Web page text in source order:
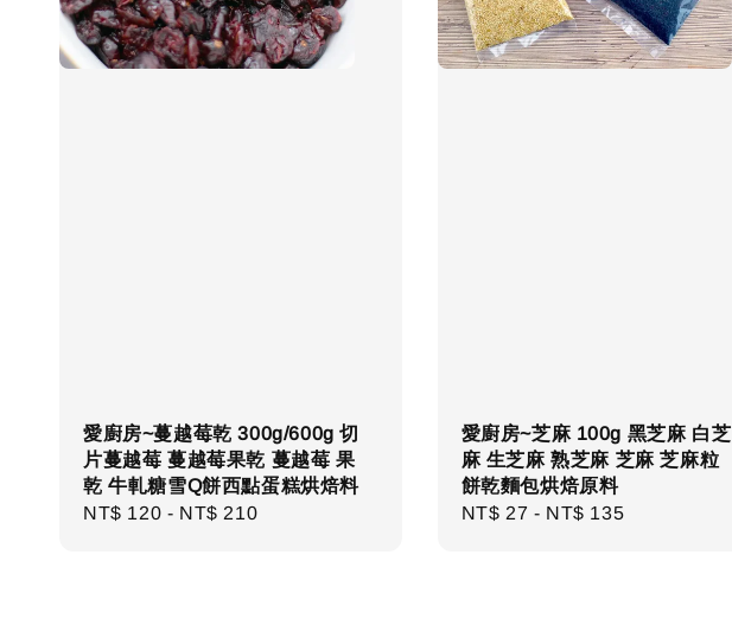
愛廚房~蔓越莓乾 300g/600g 切
片蔓越莓 蔓越莓果乾 蔓越莓 果
乾 牛軋糖雪Q餅西點蛋糕烘焙料
Regular
NT$ 120 - NT$ 210
愛廚房~芝麻 100g 黑芝麻 白芝
麻 生芝麻 熟芝麻 芝麻 芝麻粒
餅乾麵包烘焙原料
Regular
NT$ 27 - NT$ 135